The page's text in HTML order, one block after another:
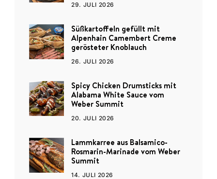
29. JULI 2026
Süßkartoffeln gefüllt mit
Alpenhain Camembert Creme
gerösteter Knoblauch
26. JULI 2026
Spicy Chicken Drumsticks mit
Alabama White Sauce vom
Weber Summit
20. JULI 2026
Lammkarree aus Balsamico-
Rosmarin-Marinade vom Weber
Summit
14. JULI 2026